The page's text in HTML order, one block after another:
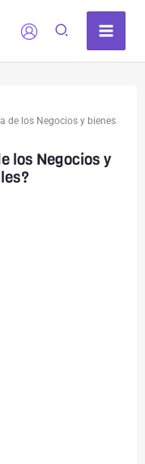
de los Negocios y bienes
los Negocios y